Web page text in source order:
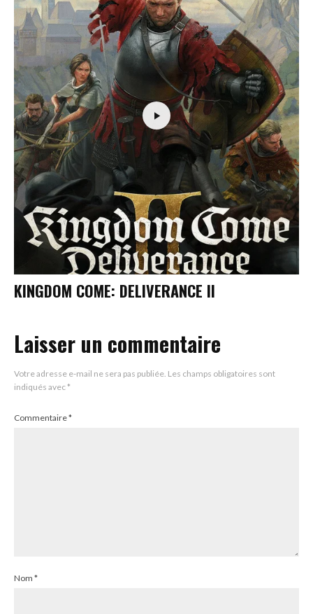
KINGDOM COME: DELIVERANCE II
Laisser un commentaire
Votre adresse e-mail ne sera pas publiée. Les champs obligatoires sont
indiqués avec*
Commentaire*
Nom *